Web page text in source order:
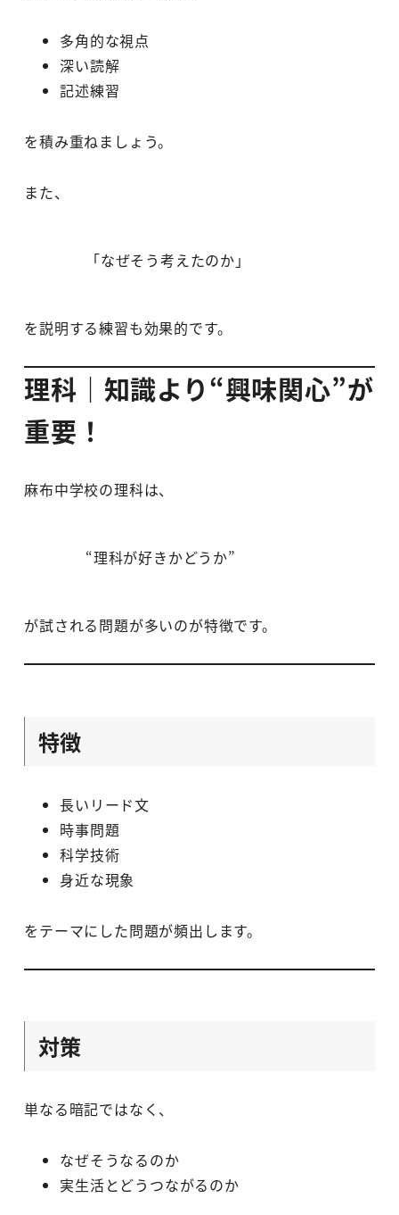
多角的な視点
深い読解
記述練習
を積み重ねましょう。
また、
「なぜそう考えたのか」
を説明する練習も効果的です。
理科｜知識より“興味関心”が
重要！
麻布中学校の理科は、
“理科が好きかどうか”
が試される問題が多いのが特徴です。
特徴
長いリード文
時事問題
科学技術
身近な現象
をテーマにした問題が頻出します。
対策
単なる暗記ではなく、
なぜそうなるのか
実生活とどうつながるのか